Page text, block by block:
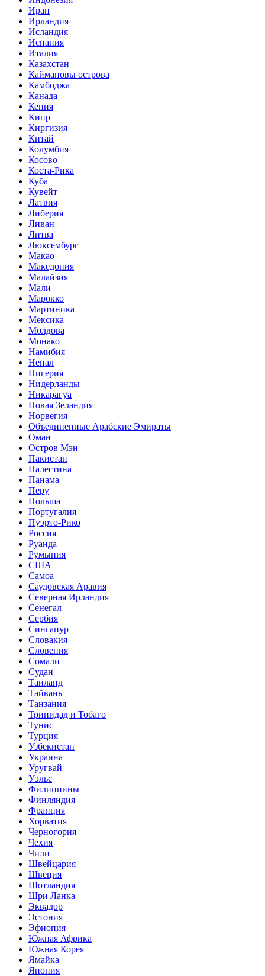
Иран
Ирландия
Исландия
Испания
Италия
Казахстан
Каймановы острова
Камбоджа
Канада
Кения
Кипр
Киргизия
Китай
Колумбия
Косово
Коста-Рика
Куба
Кувейт
Латвия
Либерия
Ливан
Литва
Люксембург
Макао
Македония
Малайзия
Мали
Марокко
Мартиника
Мексика
Молдова
Монако
Намибия
Непал
Нигерия
Нидерланды
Никарагуа
Новая Зеландия
Норвегия
Объединенные Арабские Эмираты
Оман
Остров Мэн
Пакистан
Палестина
Панама
Перу
Польша
Португалия
Пуэрто-Рико
Россия
Руанда
Румыния
США
Самоа
Саудовская Аравия
Северная Ирландия
Сенегал
Сербия
Сингапур
Словакия
Словения
Сомали
Судан
Таиланд
Тайвань
Танзания
Тринидад и Тобаго
Тунис
Турция
Узбекистан
Украина
Уругвай
Уэльс
Филиппины
Финляндия
Франция
Хорватия
Черногория
Чехия
Чили
Швейцария
Швеция
Шотландия
Шри Ланка
Эквадор
Эстония
Эфиопия
Южная Африка
Южная Корея
Ямайка
Япония